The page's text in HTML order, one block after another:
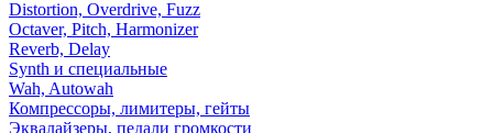
Distortion, Overdrive, Fuzz
Octaver, Pitch, Harmonizer
Reverb, Delay
Synth и специальные
Wah, Autowah
Компрессоры, лимитеры, гейты
Эквалайзеры, педали громкости